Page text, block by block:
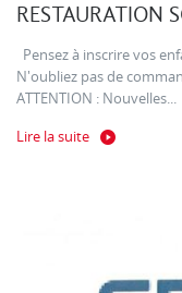
RESTAURATION
Pensez à inscrire vos
N'oubliez pas de
ATTENTION : Nouvelles...
Lire la suite